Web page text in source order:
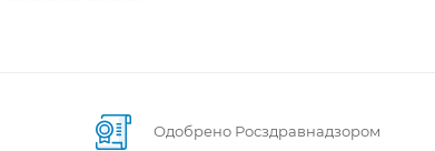
Одобрено Росздравнадзором